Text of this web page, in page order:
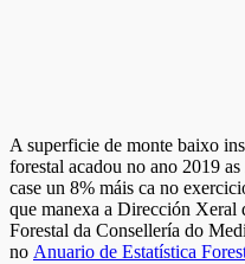
A superficie de monte baixo
forestal acadou no ano 2019
case un 8% máis ca no
que manexa a Dirección Xeral
Forestal da Consellería do
no Anuario de Estatística